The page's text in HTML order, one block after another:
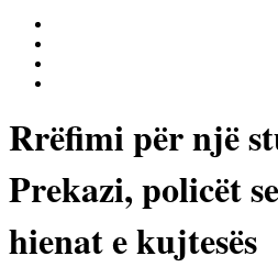
Rrëfimi për një
Prekazi, policët
hienat e kujtesës